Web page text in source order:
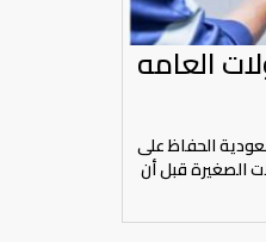
العامه
الحفاظ على
الصغيرة قبل أن